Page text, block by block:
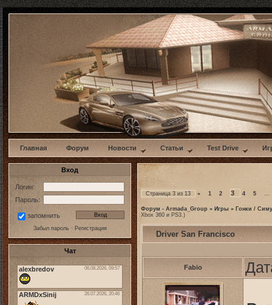
w
Главная Форум Новости Статьи Test Drive
Вход
Логин:
Пароль:
запомнить
Забыл пароль· Регистрация
Чат
Страница 3 из 13 « 1 2 3 4 5 …
Форум - Armada_Group » Игры » Гонки /
Xbox 360 и PS3.)
Driver San Francisco
Fabio